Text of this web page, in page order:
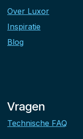
Over Luxor
Inspiratie
Blog
Vragen
Technische FAQ